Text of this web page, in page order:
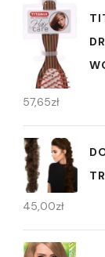
57,65zł
45,00zł